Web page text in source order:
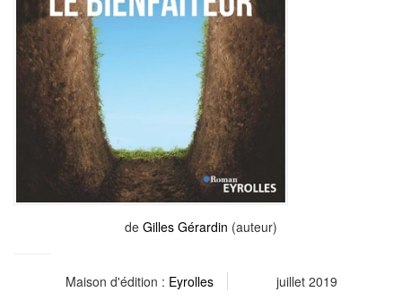
de Gilles Gérardin (auteur)
Maison d'édition : Eyrolles juillet 2019